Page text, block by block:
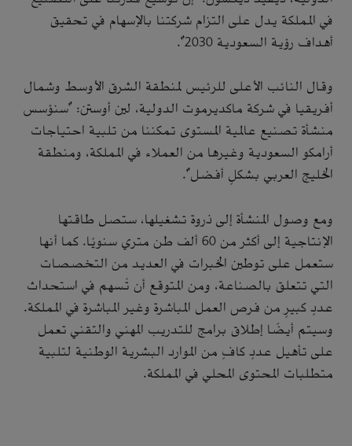
في المملكة يدل على التزام شركتنا بالإسهام في تحقيق
أهداف رؤية السعودية 2030".
وقال النائب الأعلى للرئيس لمنطقة الشرق الأوسط وشمال
أفريقيا في شركة ماكديرموت الدولية، لين أوستن: "سنؤسس
منشأة تصنيع عالمية المستوى تمكننا من تلبية احتياجات
أرامكو السعودية وغيرها من العملاء في المملكة، ومنطقة
الخليج العربي بشكلٍ أفضل".
ومع وصول المنشأة إلى ذروة تشغيلها، ستصل طاقتها
الإنتاجية إلى أكثر من 60 ألف طن متري سنويًا. كما أنها
ستعمل على توطين الخبرات في العديد من التخصصات
التي تتعلق بالصناعة، ومن المتوقع أن تُسهم في استحداث
عددٍ كبيرٍ من فرص العمل المباشرة وغير المباشرة في المملكة.
وسيتم أيضًا إطلاق برامج للتدريب المهني والتقني تعمل
على تأهيل عددٍ كافٍ من الموارد البشرية الوطنية لتلبية
متطلبات المحتوى المحلي في المملكة.